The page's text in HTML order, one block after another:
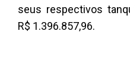
seus respectivos
R$ 1.396.857,96.